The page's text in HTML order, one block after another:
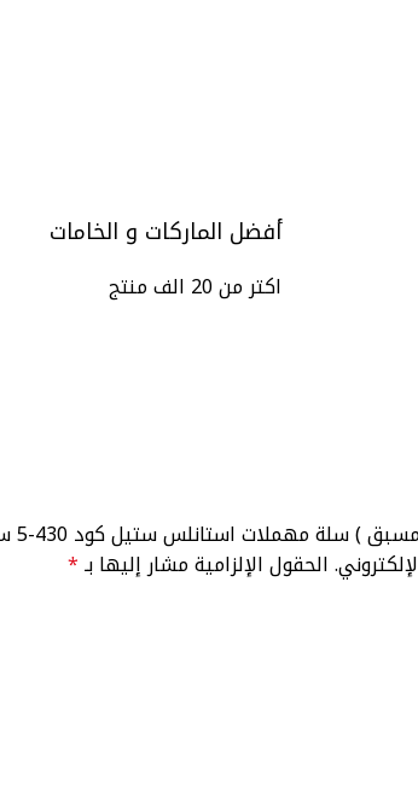
أفضل الماركات و الخامات
اكتر من 20 الف منتج
430-5 سعة 5 لتر بغطاء سوفت كلوز إرتفاع 26سم قطر 21سم بجردل داخلى منتج مستورد”
الحقول الإلزامية مشار إليها بـ*